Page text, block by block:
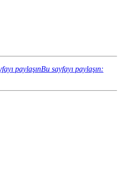
paylaşınBu sayfayı paylaşın: